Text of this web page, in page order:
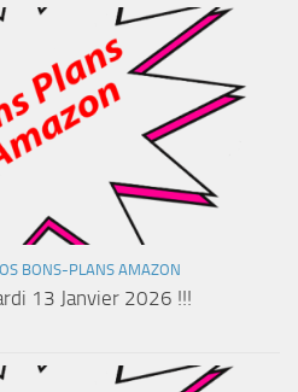
BONS-PLANS AMAZON
13 Janvier 2026 !!!